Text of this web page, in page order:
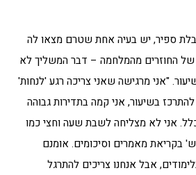
ספיר, יש בעיה אחת שטרם מצאו לה
של החוזרים מהמלחמה – דבר המשליך לא
"אני מרגישה שאני צריכה רגע 'לנחות'
בשיעור, אני קמה בתדירות גבוהה
אני לא מצליחה לשבת שעה וחצי כמו
בקריאת מאמרים וסיכומים. אומנם
אבל אנחנו צריכים להתרגל